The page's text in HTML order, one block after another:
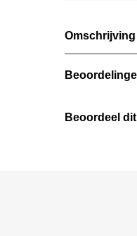
Omschrijving
Beoordeel